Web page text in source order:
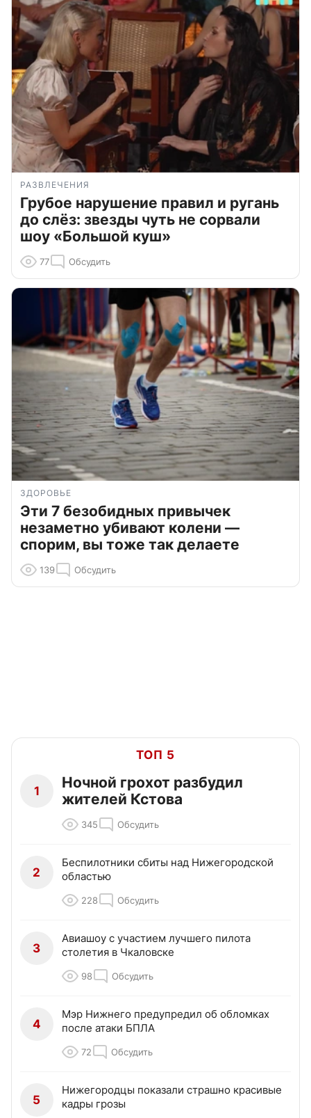
РАЗВЛЕЧЕНИЯ
Грубое нарушение правил и ругань
до слёз: звезды чуть не сорвали
шоу «Большой куш»
77 Обсудить
ЗДОРОВЬЕ
Эти 7 безобидных привычек
незаметно убивают колени —
спорим, вы тоже так делаете
139 Обсудить
ТОП 5
1
Ночной грохот разбудил
жителей Кстова
345 Обсудить
2
Беспилотники сбиты над Нижегородской
областью
228 Обсудить
3
Авиашоу с участием лучшего пилота
столетия в Чкаловске
98 Обсудить
4
Мэр Нижнего предупредил об обломках
после атаки БПЛА
72 Обсудить
5
Нижегородцы показали страшно красивые
кадры грозы